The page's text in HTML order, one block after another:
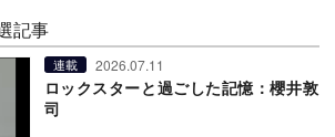
記事
連載 2026.07.11
ロックスターと過ごした記憶：櫻井敦
司